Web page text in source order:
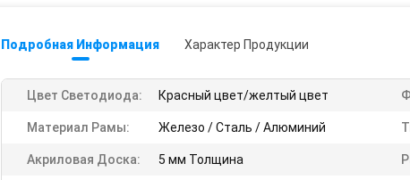
Подробная Информация Характер Продукции
Цвет Светодиода: Красный цвет/желтый цвет
Материал Рамы: Железо / Сталь / Алюминий
Акриловая Доска: 5 мм Толщина